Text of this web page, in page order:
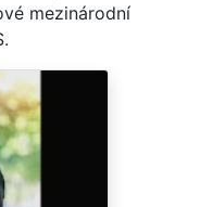
mezinárodní